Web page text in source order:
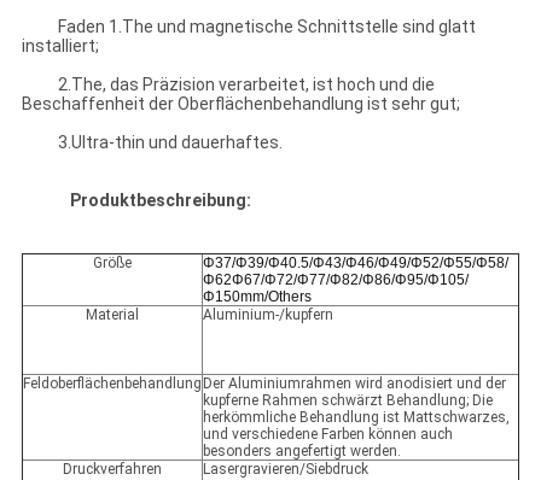
Faden 1.The und magnetische Schnittstelle sind glatt
installiert;
2.The, das Präzision verarbeitet, ist hoch und die
Beschaffenheit der Oberflächenbehandlung ist sehr gut;
3.Ultra-thin und dauerhaftes.
Produktbeschreibung:
Größe
Φ37/Φ39/Φ40.5/Φ43/Φ46/Φ49/Φ52/Φ55/Φ58/
Φ62Φ67/Φ72/Φ77/Φ82/Φ86/Φ95/Φ105/
Φ150mm/Others
Material
Aluminium-/kupfern
Feldoberflächenbehandlung Der Aluminiumrahmen wird anodisiert und der
kupferne Rahmen schwärzt Behandlung; Die
herkömmliche Behandlung ist Mattschwarzes,
und verschiedene Farben können auch
besonders angefertigt werden.
Druckverfahren
Lasergravieren/Siebdruck